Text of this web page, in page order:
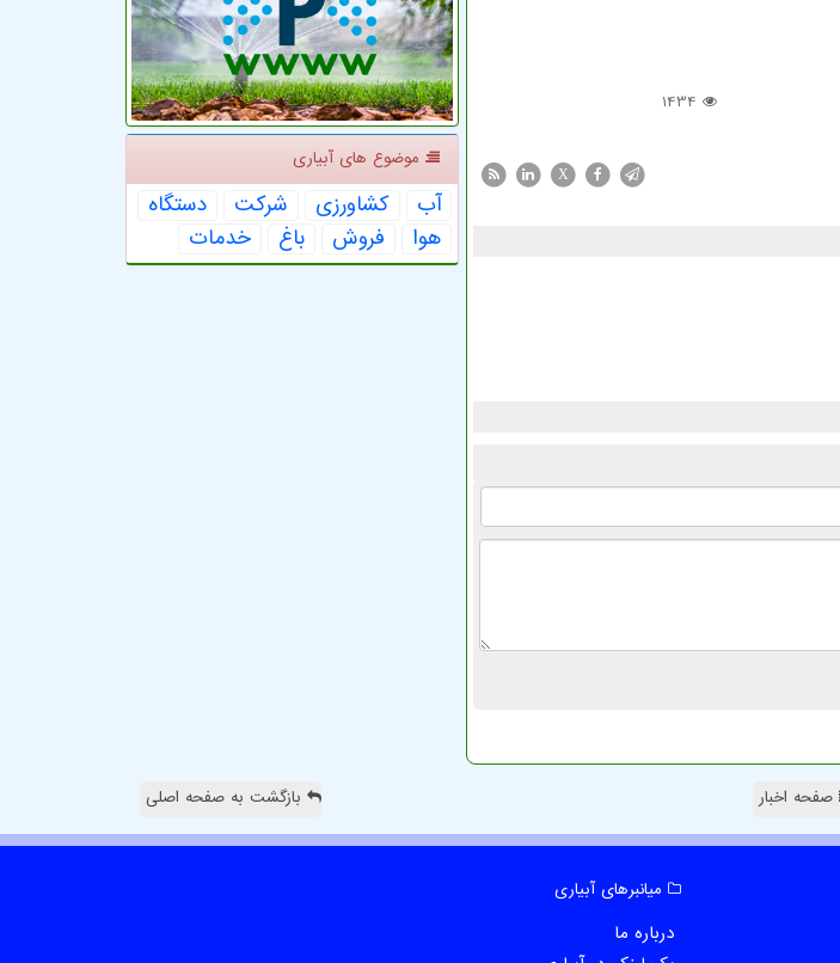
1434
X
موضوع های آبیاری
آب كشاورزی شركت
دستگاه
هوا
فروش باغ خدمات
صفحه اخبار بازگشت به صفحه اصلی
میانبرهای آبیاری
درباره ما